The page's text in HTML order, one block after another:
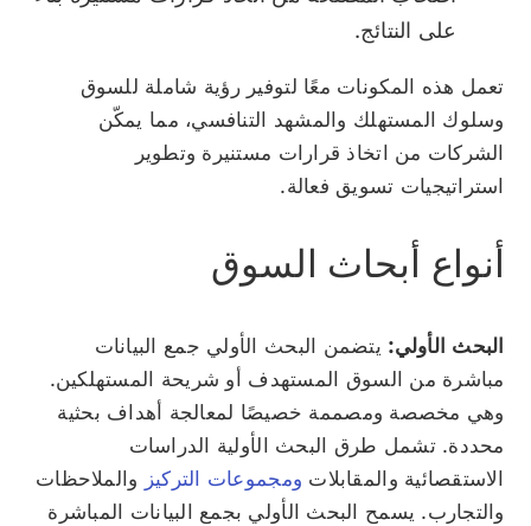
على النتائج.
تعمل هذه المكونات معًا لتوفير رؤية شاملة للسوق
وسلوك المستهلك والمشهد التنافسي، مما يمكّن
الشركات من اتخاذ قرارات مستنيرة وتطوير
استراتيجيات تسويق فعالة.
أنواع أبحاث السوق
البحث الأولي: يتضمن البحث الأولي جمع البيانات
مباشرة من السوق المستهدف أو شريحة المستهلكين.
وهي مخصصة ومصممة خصيصًا لمعالجة أهداف بحثية
محددة. تشمل طرق البحث الأولية الدراسات
الاستقصائية والمقابلات ومجموعات التركيز والملاحظات
والتجارب. يسمح البحث الأولي بجمع البيانات المباشرة